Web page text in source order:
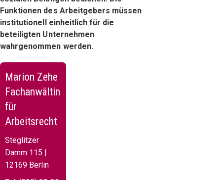
Funktionen des Arbeitgebers müssen
institutionell einheitlich für die
beteiligten Unternehmen
wahrgenommen werden.
Marion Zehe
Fachanwältin
für
Arbeitsrecht
Steglitzer
Damm 115 |
12169 Berlin